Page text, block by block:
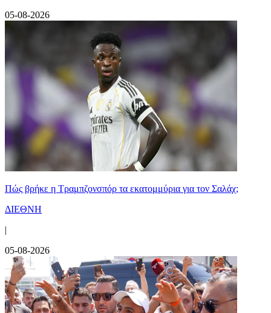
05-08-2026
Πώς βρήκε η Τραμπζονσπόρ τα εκατομμύρια για τον Σαλάχ;
ΔΙΕΘΝΗ
|
05-08-2026